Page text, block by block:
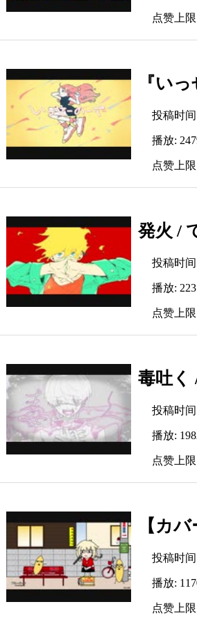
点赞上
『い
投稿时间
播放:
点赞上
発火 /
投稿时间
播放:
点赞上
毒吐く
投稿时间
播放:
点赞上
【カ
投稿时间
播放:
点赞上